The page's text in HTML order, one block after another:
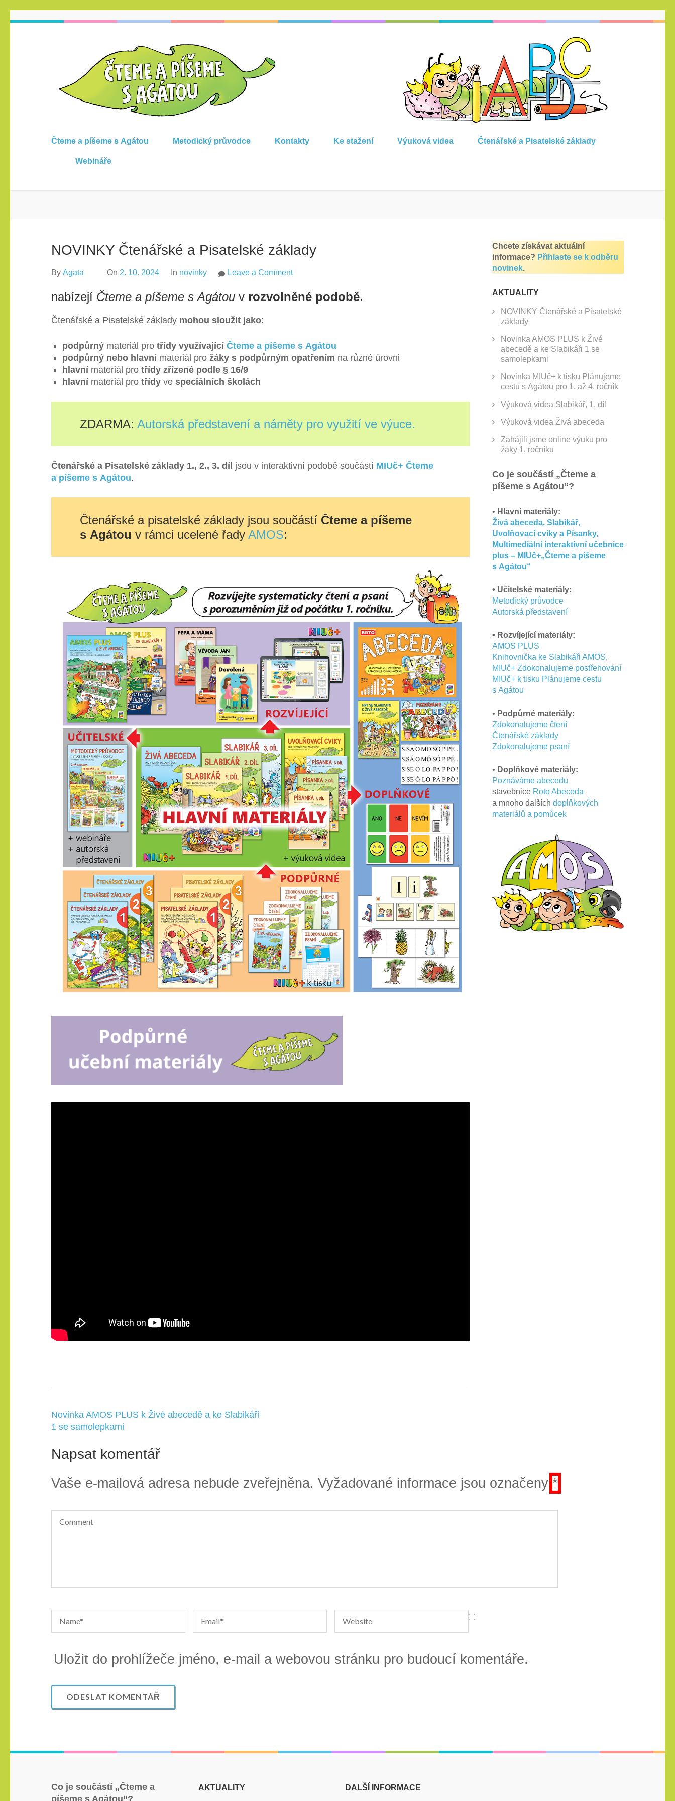
Čteme a píšeme s Agátou Metodický průvodce Kontakty Ke stažení Výuková videa Čtenářské a Pisatelské základy
Webináře
NOVINKY Čtenářské a Pisatelské základy
By Agata On 2. 10. 2024 In novinky Leave a Commenton
Čtenářské
nabízejí Čteme a píšeme s Agátou v rozvolněné podobě.
Čtenářské a Pisatelské základy mohou sloužit jako:
podpůrný materiál pro třídy využívající Čteme a píšeme s Agátou
podpůrný nebo hlavnímateriál pro žáky s podpůrným opatřením na různé úrovni
hlavní materiál pro třídy zřízené podle § 16/9
hlavnímateriál pro třídy ve speciálních školách
ZDARMA: Autorská představení a náměty pro využití ve výuce.
Čtenářské a Pisatelské základy 1., 2., 3. díl jsou v interaktivní podobě součástí MIUč+ Čteme
a píšeme s Agátou.
Čtenářské a pisatelské základy jsou součástí Čteme a píšeme
s Agátou v rámci ucelené řady AMOS:
Navigace
pro
Novinka AMOS PLUS k Živé abecedě a ke Slabikáři
1 se samolepkami
Napsat komentář
Vaše e-mailová adresa nebude zveřejněna. Vyžadované informace jsou označeny *
Uložit do prohlížeče jméno, e-mail a webovou stránku pro budoucí komentáře.
Chcete získávat aktuální
informace? Přihlaste se k odběru
novinek.
AKTUALITY
NOVINKY Čtenářské a Pisatelské
základy
Novinka AMOS PLUS k Živé
abecedě a ke Slabikáři 1 se
samolepkami
Novinka MIUč+ k tisku Plánujeme
cestu s Agátou pro 1. až 4. ročník
Výuková videa Slabikář, 1. díl
Výuková videa Živá abeceda
Zahájili jsme online výuku pro
žáky 1. ročníku
Co je součástí „Čteme a
píšeme s Agátou“?
• Hlavní materiály:
Živá abeceda, Slabikář,
Uvolňovací cviky a Písanky,
Multimediální interaktivní učebnice
plus – MIUč+„Čteme a píšeme
s Agátou“
• Učitelské materiály:
Metodický průvodce
Autorská představení
• Rozvíjející materiály:
AMOS PLUS
Knihovnička ke Slabikáři AMOS,
MIUč+ Zdokonalujeme postřehování
MIUč+ k tisku Plánujeme cestu
s Agátou
• Podpůrné materiály:
Zdokonalujeme čtení
Čtenářské základy
Zdokonalujeme psaní
• Doplňkové materiály:
Poznáváme abecedu
stavebnice Roto Abeceda
a mnoho dalších doplňkových
materiálů a pomůcek
Co je součástí „Čteme a
píšeme s Agátou“?
AKTUALITY DALŠÍ INFORMACE